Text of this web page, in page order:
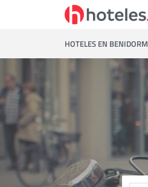
HOTELES EN BENIDORM